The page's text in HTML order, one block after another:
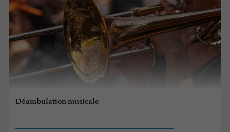
Déambulation musicale